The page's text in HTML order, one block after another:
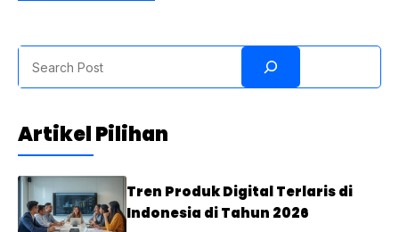
Artikel Pilihan
Tren Produk Digital Terlaris di
Indonesia di Tahun 2026